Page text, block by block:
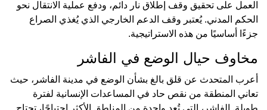
العمل على تحقيق وقف إطلاق نار دائم، ودفع عملية الانتقال نحو
الحكم المدني. يُعتبر وقف الدعم الخارجي الذي يُغذي الصراع
جزءًا أساسيًا من هذه الاستراتيجية.
مخاوف حيال الوضع في الفاشر
أعرب المتحدث عن قلق بالغ بشأن الوضع في مدينة الفاشر، حيث
تعاني المنطقة من نقص حاد في المساعدات الإنسانية لفترة
طويلة. الفاشر، التي تُعد واحدة من المناطق الأكثر احتياجًا، تحتاج